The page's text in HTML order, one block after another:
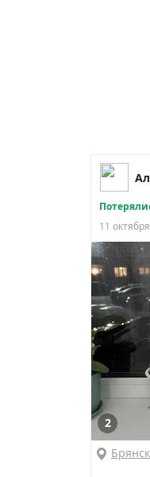
11
2
Брянск